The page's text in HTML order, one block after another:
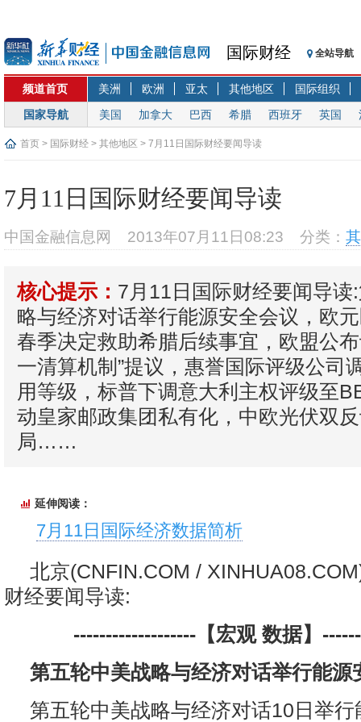
国际财经 全站导航
频道首页 美洲 欧洲 亚太 其他地区
国际组织
国家导航
美国 加拿大 巴西 希腊 西班牙 英国
首页 > 国际财经 > 其他地区 > 7月11日国际财经要闻导读
7月11日国际财经要闻导读
中国金融信息网 2013年07月11日08:23 分类：
核心提示： 7月11日国际财经要闻导读
略与经济对话举行能源安全会议，欧
春季决定救助希腊后续事宜，欧盟公
一清算机制”提议，惠誉国际评级公司
用等级，标普下调意大利主权评级至
动皇家邮政集团私有化，中欧光伏双
局……
延伸阅读：
7月11日国际经济数据简析
北京(CNFIN.COM /
财经要闻导读:
-------------------【宏观 数据】
第五轮中美战略与经济对话举行能源
第五轮中美战略与经济对话10日举